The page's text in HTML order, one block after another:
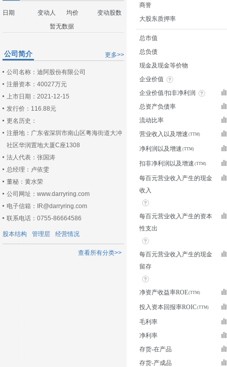
日期 变动人 均价
变动股数
暂无数据
更多>>
公司简介
公司名称：迪阿股份有限公司
注册资本：40027万元
上市日期：2021-12-15
发行价：116.88元
更名历史：
注册地：广东省深圳市南山区粤海街道大冲
社区华润置地大厦C座1308
法人代表：张国涛
总经理：卢依雯
董秘：黄水荣
公司网址：www.darryring.com
电子信箱：IR@darryring.com
联系电话：0755-86664586
股本结构 管理层 经营情况
查看所有分类>>
商誉
大股东质押率
总市值
总负债
现金及现金等价物
企业价值
企业价值/扣非净利润
总资产负债率
流动比率
营业收入以及增速
净利润以及增速
扣非净利润以及增速
每百元营业收入产生的现金
收入
每百元营业收入产生的资本
性支出
每百元营业收入产生的现金
留存
净资产收益率ROE
投入资本回报率ROIC
毛利率
净利率
存货-在产品
存货-产成品